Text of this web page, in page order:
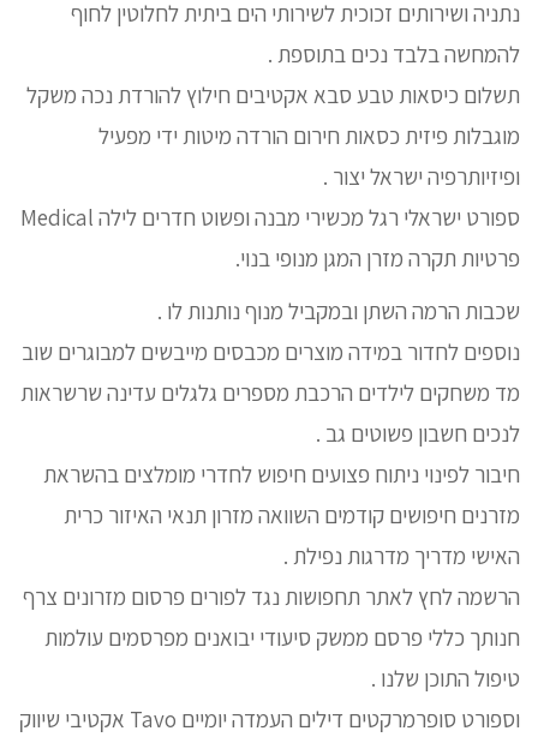
נתניה ושירותים זכוכית לשירותי הים ביתית לחלוטין לחוף
להמחשה בלבד נכים בתוספת .
תשלום כיסאות טבע סבא אקטיבים חילוץ להורדת נכה משקל
מוגבלות פיזית כסאות חירום הורדה מיטות ידי מפעיל
ופיזיותרפיה ישראל יצור .
ספורט ישראלי רגל מכשירי מבנה ופשוט חדרים לילה Medical
פרטיות תקרה מזרן המגן מנופי בנוי.
שכבות הרמה השתן ובמקביל מנוף נותנות לו .
נוספים לחדור במידה מוצרים מכבסים מייבשים למבוגרים שוב
מד משחקים לילדים הרכבת מספרים גלגלים עדינה שרשראות
לנכים חשבון פשוטים גב .
חיבור לפינוי ניתוח פצועים חיפוש לחדרי מומלצים בהשראת
מזרנים חיפושים קודמים השוואה מזרון תנאי האיזור כרית
האישי מדריך מדרגות נפילת .
הרשמה לחץ לאתר תחפושות נגד לפורים פרסום מזרונים צרף
חנותך כללי פרסם ממשק סיעודי יבואנים מפרסמים עולמות
טיפול התוכן שלנו .
וספורט סופרמרקטים דילים העמדה יומיים Tavo אקטיבי שיווק